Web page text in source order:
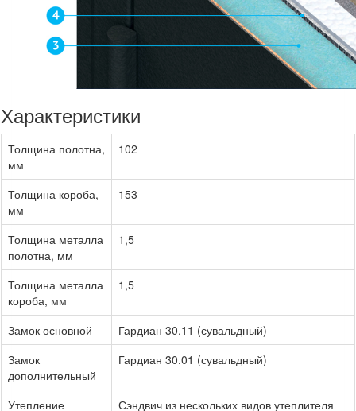
Характеристики
Толщина полотна,
мм
102
Толщина короба,
мм
153
Толщина металла
полотна, мм
1,5
Толщина металла
короба, мм
1,5
Замок основной
Гардиан 30.11 (сувальдный)
Замок
дополнительный
Гардиан 30.01 (сувальдный)
Утепление
Сэндвич из нескольких видов утеплителя